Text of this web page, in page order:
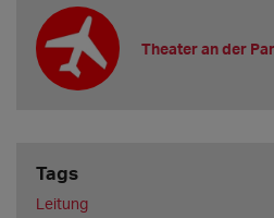
Theater an der
Tags
Leitung